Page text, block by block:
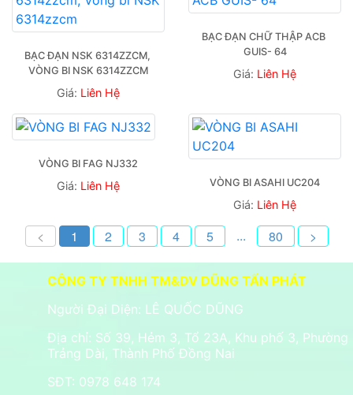
BẠC ĐẠN NSK 6314ZZCM,
VÒNG BI NSK 6314ZZCM
Giá: Liên Hệ
BẠC ĐẠN CHỮ THẬP ACB
GUIS- 64
Giá: Liên Hệ
VÒNG BI FAG NJ332
Giá: Liên Hệ VÒNG BI ASAHI UC204
Giá: Liên Hệ
< 1 2 3 4 5 ... 80 >
CÔNG TY TNHH TM&DV DŨNG TẤN PHÁT
Người Đại Diện: LÊ QUỐC DŨNG
Địa chỉ: Số 39, Hẻm 3, Tổ 23A, Khu phố 3, Phường
Trảng Dài, Thành Phố Đồng Nai
SĐT: 0978 648 174